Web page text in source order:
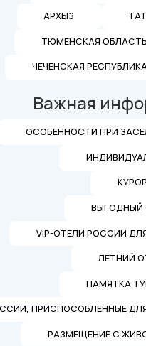
АРХЫЗ
ТЮМЕНСКАЯ ОБЛАСТЬ
ЧЕЧЕНСКАЯ
Важная
ОСОБЕННОСТИ ПРИ
ВЫГОДНЫЙ
VIP-ОТЕЛИ РОССИИ
ЛЕТНИЙ
ПАМЯТКА
ПРИСПОСОБЛЕННЫЕ
РАЗМЕЩЕНИЕ С